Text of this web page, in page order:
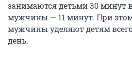
занимаются детьми 30 минут
мужчины — 11 минут. При
мужчины уделяют детям
день.